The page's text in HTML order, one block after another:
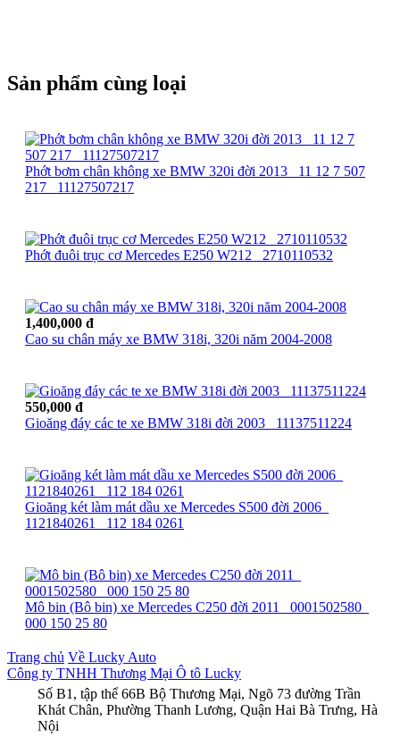
Sản phẩm cùng loại
Phớt bơm chân không xe BMW 320i đời 2013_ 11 12 7 507
217_ 11127507217
Phớt đuôi trục cơ Mercedes E250 W212_ 2710110532
1,400,000 đ
Cao su chân máy xe BMW 318i, 320i năm 2004-2008
550,000 đ
Gioăng đáy các te xe BMW 318i đời 2003_ 11137511224
Gioăng két làm mát dầu xe Mercedes S500 đời 2006_
1121840261_ 112 184 0261
Mô bin (Bô bin) xe Mercedes C250 đời 2011_ 0001502580_
000 150 25 80
Trang chủ Về Lucky Auto
Công ty TNHH Thương Mại Ô tô Lucky
Số B1, tập thể 66B Bộ Thương Mại, Ngõ 73 đường Trần
Khát Chân, Phường Thanh Lương, Quận Hai Bà Trưng, Hà
Nội